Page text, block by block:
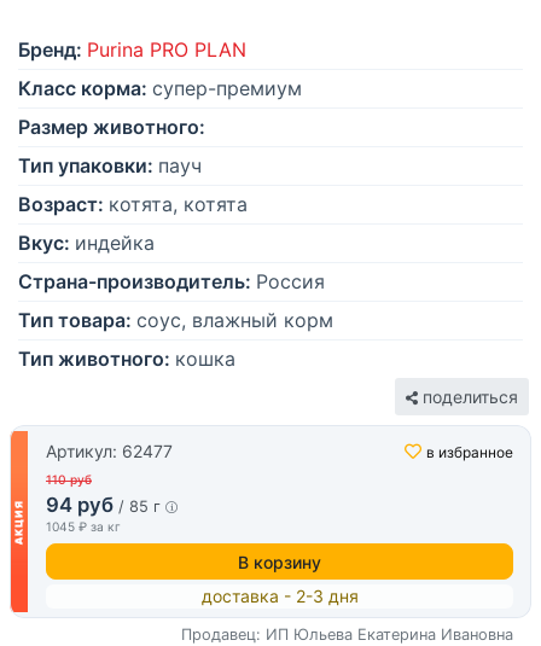
Бренд: Purina PRO PLAN
Класс корма: супер-премиум
Размер животного:
Тип упаковки: пауч
Возраст: котята, котята
Вкус: индейка
Страна-производитель: Россия
Тип товара: соус, влажный корм
Тип животного: кошка
поделиться
Артикул: 62477 в избранное
110 руб
94 руб / 85 г
1045 ₽ за кг
В корзину
доставка - 2-3 дня
Продавец: ИП Юльева Екатерина Ивановна